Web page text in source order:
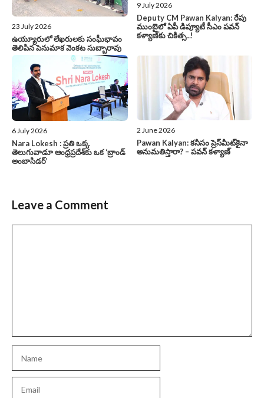
23 July 2026
ఉయ్యూరులో లేఖరులకు సంఘీభావం
తెలిపిన పెనుమాక వెంకట సుబ్బారావు
9 July 2026
Deputy CM Pawan Kalyan: రేపు
ముంబైలో ఏపీ డిప్యూటీ సీఎం పవన్‌
కళ్యాణ్‌కు చికిత్స..!
6 July 2026
Nara Lokesh : ప్రతి ఒక్క
తెలుగువాడూ ఆంధ్రప్రదేశ్‌కు ఒక ‘బ్రాండ్
అంబాసిడర్’
2 June 2026
Pawan Kalyan: కనీసం ప్రెస్‌మీట్‌కైనా
అనుమతిస్తారా? – పవన్ కళ్యాణ్
Leave a Comment